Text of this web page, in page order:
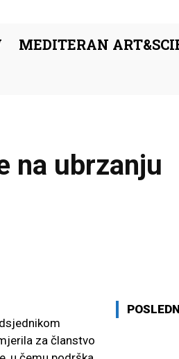
MEDITERAN
na ubrzanju
za članstvo